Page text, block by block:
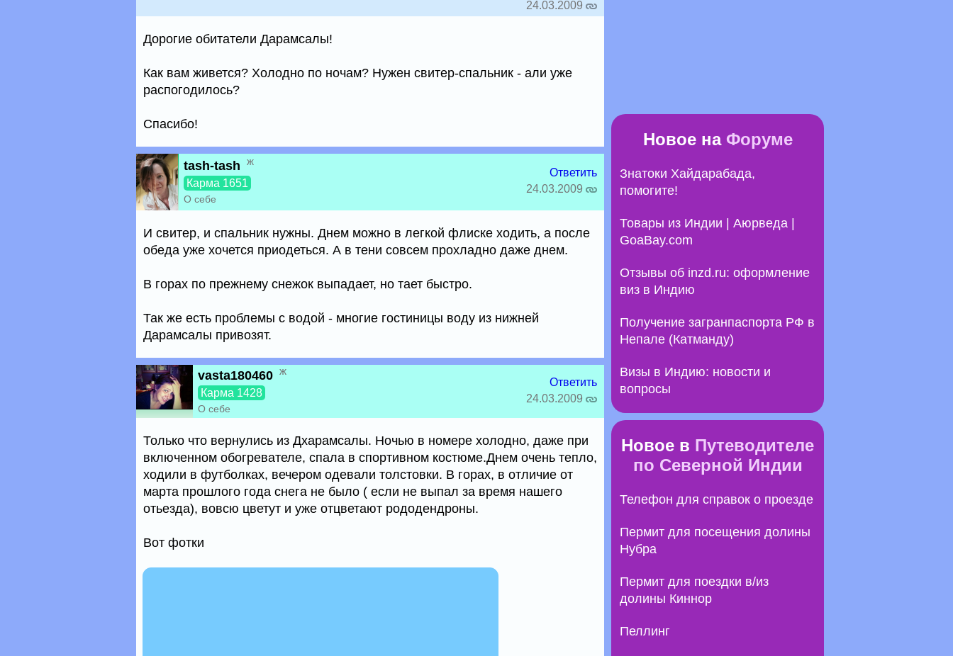
24.03.2009
Дорогие обитатели Дарамсалы!
Как вам живется? Холодно по ночам? Нужен свитер-спальник - али уже
распогодилось?
Спасибо!
tash-tash ж
Карма 1651
О себе
Ответить
24.03.2009
И свитер, и спальник нужны. Днем можно в легкой флиске ходить, а после
обеда уже хочется приодеться. А в тени совсем прохладно даже днем.
В горах по прежнему снежок выпадает, но тает быстро.
Так же есть проблемы с водой - многие гостиницы воду из нижней
Дарамсалы привозят.
vasta180460 ж
Карма 1428
О себе
Ответить
24.03.2009
Только что вернулись из Дхарамсалы. Ночью в номере холодно, даже при
включенном обогревателе, спала в спортивном костюме.Днем очень тепло,
ходили в футболках, вечером одевали толстовки. В горах, в отличие от
марта прошлого года снега не было ( если не выпал за время нашего
отьезда), вовсю цветут и уже отцветают рододендроны.
Вот фотки
Новое на Форуме
Знатоки Хайдарабада,
помогите!
Товары из Индии | Аюрведа |
GoaBay.com
Отзывы об inzd.ru: оформление
виз в Индию
Получение загранпаспорта РФ в
Непале (Катманду)
Визы в Индию: новости и
вопросы
Новое в Путеводителе
по Северной Индии
Телефон для справок о проезде
Пермит для посещения долины
Нубра
Пермит для поездки в/из
долины Киннор
Пеллинг